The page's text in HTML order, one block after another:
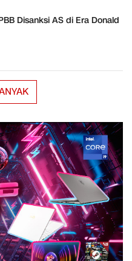
Disanksi AS di Era Donald